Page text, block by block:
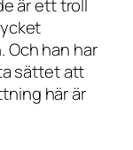
är ett troll
Och han har
sättet att
här är